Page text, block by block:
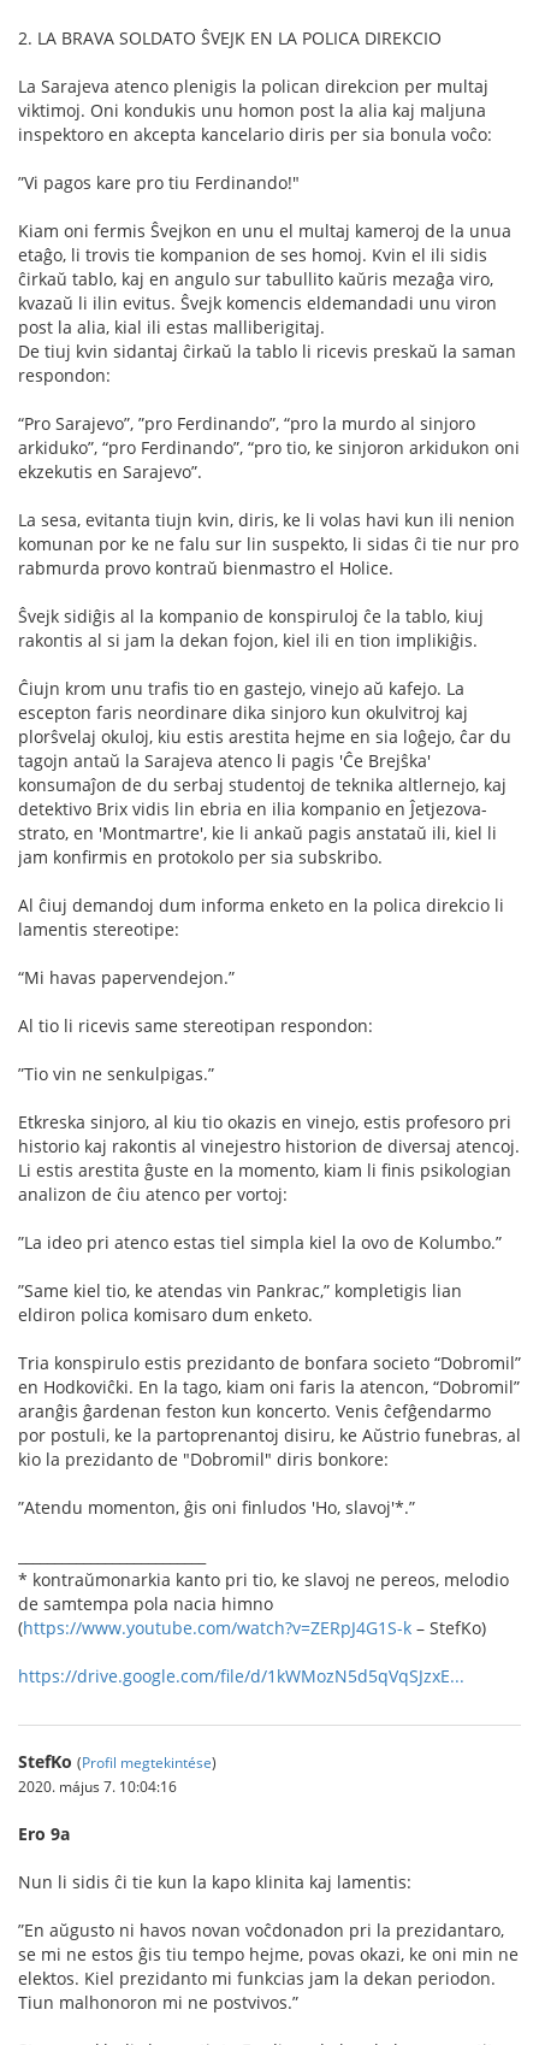
2. LA BRAVA SOLDATO ŜVEJK EN LA POLICA DIREKCIO
La Sarajeva atenco plenigis la polican direkcion per multaj
viktimoj. Oni kondukis unu homon post la alia kaj maljuna
inspektoro en akcepta kancelario diris per sia bonula voĉo:
”Vi pagos kare pro tiu Ferdinando!"
Kiam oni fermis Ŝvejkon en unu el multaj kameroj de la unua
etaĝo, li trovis tie kompanion de ses homoj. Kvin el ili sidis
ĉirkaŭ tablo, kaj en angulo sur tabullito kaŭris mezaĝa viro,
kvazaŭ li ilin evitus. Ŝvejk komencis eldemandadi unu viron
post la alia, kial ili estas malliberigitaj.
De tiuj kvin sidantaj ĉirkaŭ la tablo li ricevis preskaŭ la saman
respondon:
“Pro Sarajevo”, ”pro Ferdinando”, “pro la murdo al sinjoro
arkiduko”, “pro Ferdinando”, “pro tio, ke sinjoron arkidukon oni
ekzekutis en Sarajevo”.
La sesa, evitanta tiujn kvin, diris, ke li volas havi kun ili nenion
komunan por ke ne falu sur lin suspekto, li sidas ĉi tie nur pro
rabmurda provo kontraŭ bienmastro el Holice.
Ŝvejk sidiĝis al la kompanio de konspiruloj ĉe la tablo, kiuj
rakontis al si jam la dekan fojon, kiel ili en tion implikiĝis.
Ĉiujn krom unu traﬁs tio en gastejo, vinejo aŭ kafejo. La
escepton faris neordinare dika sinjoro kun okulvitroj kaj
plorŝvelaj okuloj, kiu estis arestita hejme en sia loĝejo, ĉar du
tagojn antaŭ la Sarajeva atenco li pagis 'Ĉe Brejŝka'
konsumaĵon de du serbaj studentoj de teknika altlernejo, kaj
detektivo Brix vidis lin ebria en ilia kompanio en Ĵetjezova-
strato, en 'Montmartre', kie li ankaŭ pagis anstataŭ ili, kiel li
jam konﬁrmis en protokolo per sia subskribo.
Al ĉiuj demandoj dum informa enketo en la polica direkcio li
lamentis stereotipe:
“Mi havas papervendejon.”
Al tio li ricevis same stereotipan respondon:
”Tio vin ne senkulpigas.”
Etkreska sinjoro, al kiu tio okazis en vinejo, estis profesoro pri
historio kaj rakontis al vinejestro historion de diversaj atencoj.
Li estis arestita ĝuste en la momento, kiam li ﬁnis psikologian
analizon de ĉiu atenco per vortoj:
”La ideo pri atenco estas tiel simpla kiel la ovo de Kolumbo.”
”Same kiel tio, ke atendas vin Pankrac,” kompletigis lian
eldiron polica komisaro dum enketo.
Tria konspirulo estis prezidanto de bonfara societo “Dobromil”
en Hodkoviĉki. En la tago, kiam oni faris la atencon, “Dobromil”
aranĝis ĝardenan feston kun koncerto. Venis ĉefĝendarmo
por postuli, ke la partoprenantoj disiru, ke Aŭstrio funebras, al
kio la prezidanto de "Dobromil" diris bonkore:
”Atendu momenton, ĝis oni ﬁnludos 'Ho, slavoj'*.”
* kontraŭmonarkia kanto pri tio, ke slavoj ne pereos, melodio
de samtempa pola nacia himno
(https://www.youtube.com/watch?v=ZERpJ4G1S-k – StefKo)
https://drive.google.com/file/d/1kWMozN5d5qVqSJzxE...
StefKo (Profil megtekintése)
2020. május 7. 10:04:16
Ero 9a
Nun li sidis ĉi tie kun la kapo klinita kaj lamentis:
”En aŭgusto ni havos novan voĉdonadon pri la prezidantaro,
se mi ne estos ĝis tiu tempo hejme, povas okazi, ke oni min ne
elektos. Kiel prezidanto mi funkcias jam la dekan periodon.
Tiun malhonoron mi ne postvivos.”